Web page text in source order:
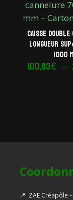
Caisse
longueur
1000
100,83€ –
📍 ZAE Créapôle